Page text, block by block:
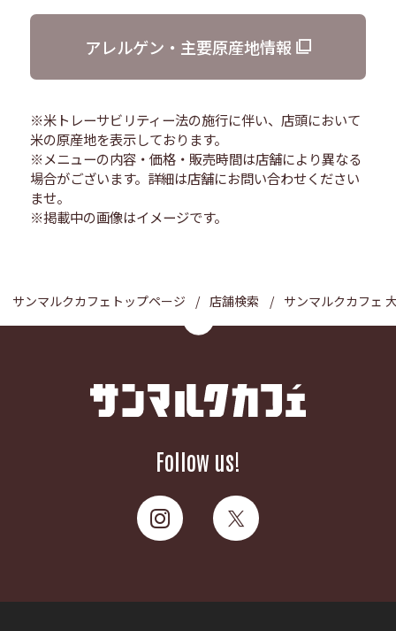
アレルゲン・主要原産地情報
※米トレーサビリティー法の施行に伴い、店頭において
米の原産地を表示しております。
※メニューの内容・価格・販売時間は店舗により異なる
場合がございます。詳細は店舗にお問い合わせください
ませ。
※掲載中の画像はイメージです。
サンマルクカフェトップページ 店舗検索 サンマルクカフェ
Follow us!